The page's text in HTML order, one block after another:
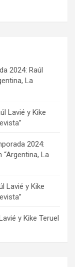
2024: Raúl
La
Lavié y Kike
2024:
“Argentina, La
Lavié y Kike
y Kike Teruel